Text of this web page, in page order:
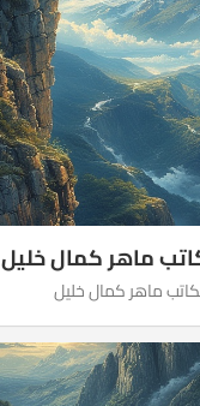
ماهر كمال خليل
ماهر كمال خليل